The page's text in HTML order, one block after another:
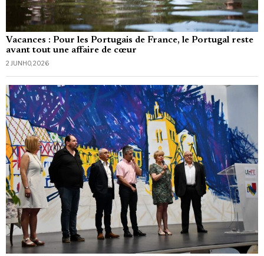
Vacances : Pour les Portugais de France, le Portugal reste
avant tout une affaire de cœur
2 JUNHO, 2026